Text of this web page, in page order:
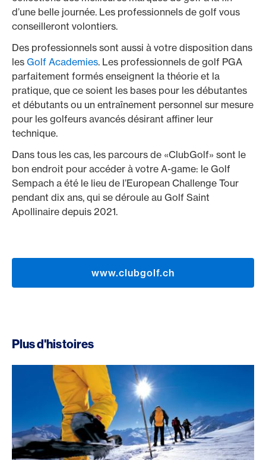
d’une belle journée. Les professionnels de golf vous
conseilleront volontiers.
Des professionnels sont aussi à votre disposition dans
les Golf Academies. Les professionnels de golf PGA
parfaitement formés enseignent la théorie et la
pratique, que ce soient les bases pour les débutantes
et débutants ou un entraînement personnel sur mesure
pour les golfeurs avancés désirant affiner leur
technique.
Dans tous les cas, les parcours de «ClubGolf» sont le
bon endroit pour accéder à votre A-game: le Golf
Sempach a été le lieu de l’European Challenge Tour
pendant dix ans, qui se déroule au Golf Saint
Apollinaire depuis 2021.
www.clubgolf.ch
Plus d'histoires